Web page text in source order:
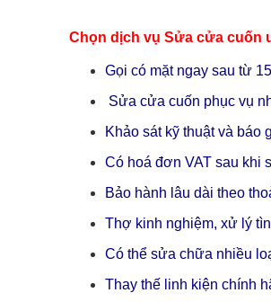
Chọn dịch vụ Sửa cửa cuốn
Gọi có mặt ngay sau từ
Sửa cửa cuốn phục vụ
Khảo sát kỹ thuật và
Có hoá đơn VAT sau khi
Bảo hành lâu dài theo
Thợ kinh nghiệm, xử lý
Có thể sửa chữa nhiều
Thay thế linh kiện chính